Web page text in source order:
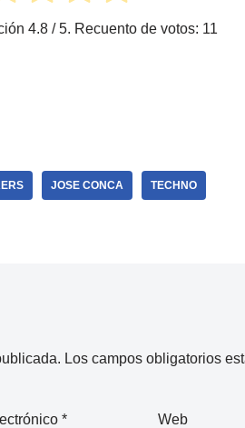
4.8/ 5. Recuento de votos: 11
JOSE CONCA TECHNO
Los campos obligatorios
* Web